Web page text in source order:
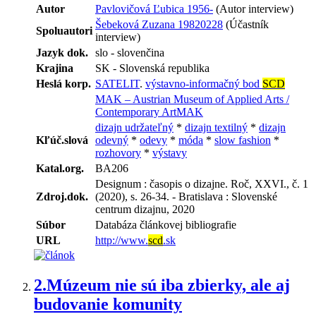
Autor
Pavlovičová Ľubica 1956- (Autor interview)
Spoluautori
Šebeková Zuzana 19820228 (Účastník
interview)
Jazyk dok. slo - slovenčina
Krajina
SK - Slovenská republika
Heslá korp. SATELIT. výstavno-informačný bod SCD
MAK – Austrian Museum of Applied Arts /
Contemporary ArtMAK
Kľúč.slová
dizajn udržateľný * dizajn textilný * dizajn
odevný * odevy * móda * slow fashion *
rozhovory * výstavy
Katal.org.
BA206
Zdroj.dok.
Designum : časopis o dizajne. Roč, XXVI., č. 1
(2020), s. 26-34. - Bratislava : Slovenské
centrum dizajnu, 2020
Súbor
Databáza článkovej bibliografie
URL
http://www.scd.sk
2.Múzeum nie sú iba zbierky, ale aj
budovanie komunity